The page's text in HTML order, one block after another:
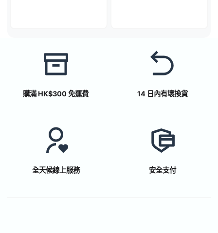
購滿 HK$300 免運費 14 日內有壞換貨
全天候線上服務 安全支付